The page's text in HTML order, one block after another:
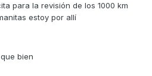
para la revisión de los 1000 km
estoy por allí
bien